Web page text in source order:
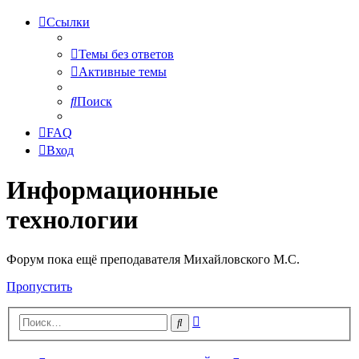
Ссылки
Темы без ответов
Активные темы
Поиск
FAQ
Вход
Информационные
технологии
Форум пока ещё преподавателя Михайловского М.С.
Пропустить
Поиск